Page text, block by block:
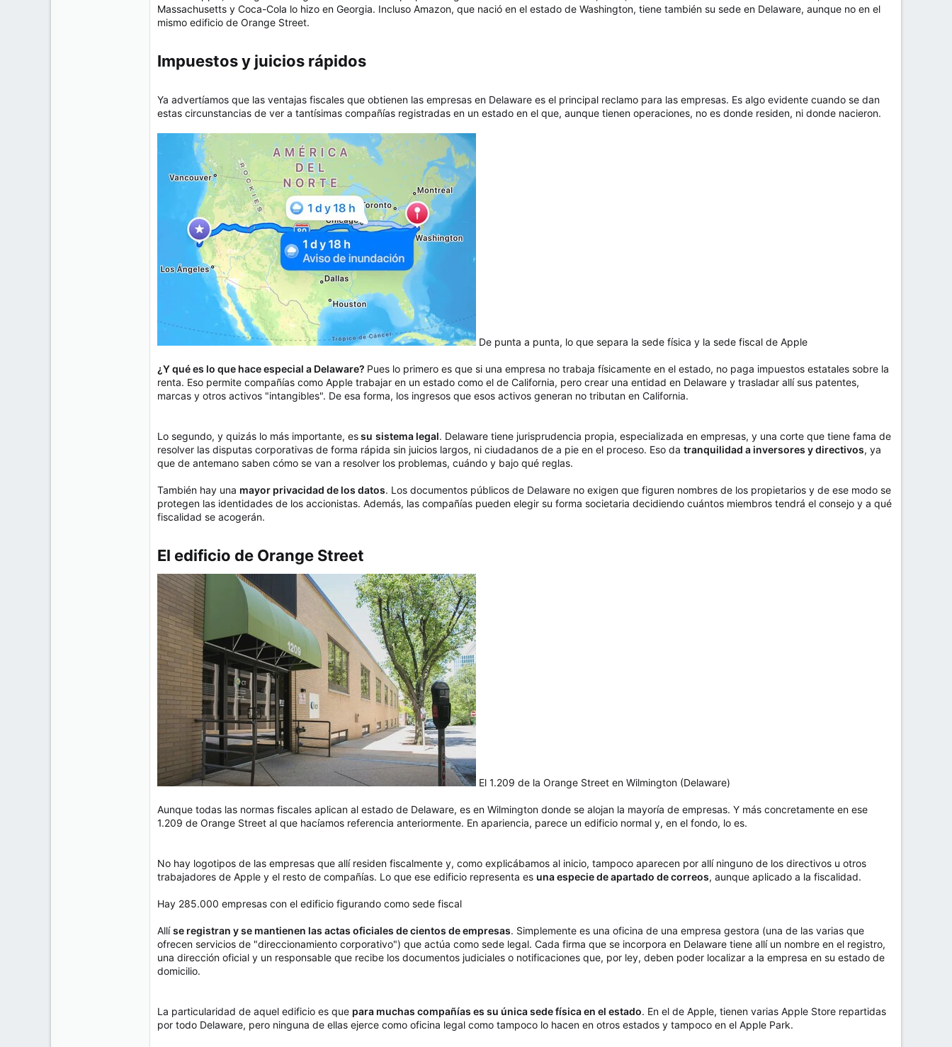
Massachusetts y Coca-Cola lo hizo en Georgia. Incluso Amazon, que nació en el estado de Washington, tiene también su sede en Delaware, aunque no en el
mismo edificio de Orange Street.
Impuestos y juicios rápidos​
Ya advertíamos que las ventajas fiscales que obtienen las empresas en Delaware es el principal reclamo para las empresas. Es algo evidente cuando se dan
estas circunstancias de ver a tantísimas compañías registradas en un estado en el que, aunque tienen operaciones, no es donde residen, ni donde nacieron.
De punta a punta, lo que separa la sede física y la sede fiscal de Apple
¿Y qué es lo que hace especial a Delaware? Pues lo primero es que si una empresa no trabaja físicamente en el estado, no paga impuestos estatales sobre la
renta. Eso permite compañías como Apple trabajar en un estado como el de California, pero crear una entidad en Delaware y trasladar allí sus patentes,
marcas y otros activos "intangibles". De esa forma, los ingresos que esos activos generan no tributan en California.
Lo segundo, y quizás lo más importante, essu sistema legal. Delaware tiene jurisprudencia propia, especializada en empresas, y una corte que tiene fama de
resolver las disputas corporativas de forma rápida sin juicios largos, ni ciudadanos de a pie en el proceso. Eso da tranquilidad a inversores y directivos, ya
que de antemano saben cómo se van a resolver los problemas, cuándo y bajo qué reglas.
También hay una mayor privacidad de los datos. Los documentos públicos de Delaware no exigen que figuren nombres de los propietarios y de ese modo se
protegen las identidades de los accionistas. Además, las compañías pueden elegir su forma societaria decidiendo cuántos miembros tendrá el consejo y a qué
fiscalidad se acogerán.
El edificio de Orange Street​
El 1.209 de la Orange Street en Wilmington (Delaware)
Aunque todas las normas fiscales aplican al estado de Delaware, es en Wilmington donde se alojan la mayoría de empresas. Y más concretamente en ese
1.209 de Orange Street al que hacíamos referencia anteriormente. En apariencia, parece un edificio normal y, en el fondo, lo es.
No hay logotipos de las empresas que allí residen fiscalmente y, como explicábamos al inicio, tampoco aparecen por allí ninguno de los directivos u otros
trabajadores de Apple y el resto de compañías. Lo que ese edificio representa es una especie de apartado de correos, aunque aplicado a la fiscalidad.
Hay 285.000 empresas con el edificio figurando como sede fiscal
Allíse registran y se mantienen las actas oficiales de cientos de empresas. Simplemente es una oficina de una empresa gestora (una de las varias que
ofrecen servicios de "direccionamiento corporativo") que actúa como sede legal. Cada firma que se incorpora en Delaware tiene allí un nombre en el registro,
una dirección oficial y un responsable que recibe los documentos judiciales o notificaciones que, por ley, deben poder localizar a la empresa en su estado de
domicilio.
La particularidad de aquel edificio es que para muchas compañías es su única sede física en el estado. En el de Apple, tienen varias Apple Store repartidas
por todo Delaware, pero ninguna de ellas ejerce como oficina legal como tampoco lo hacen en otros estados y tampoco en el Apple Park.